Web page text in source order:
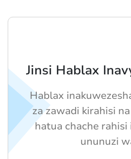
Jinsi Hablax
Hablax
za zawadi kirahisi
hatua chache
ununuzi